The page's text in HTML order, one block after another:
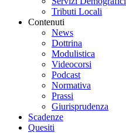
Tributi Locali
Contenuti
News
Dottrina
Modulistica
Videocorsi
Podcast
Normativa
Prassi
Giurisprudenza
Scadenze
Quesiti